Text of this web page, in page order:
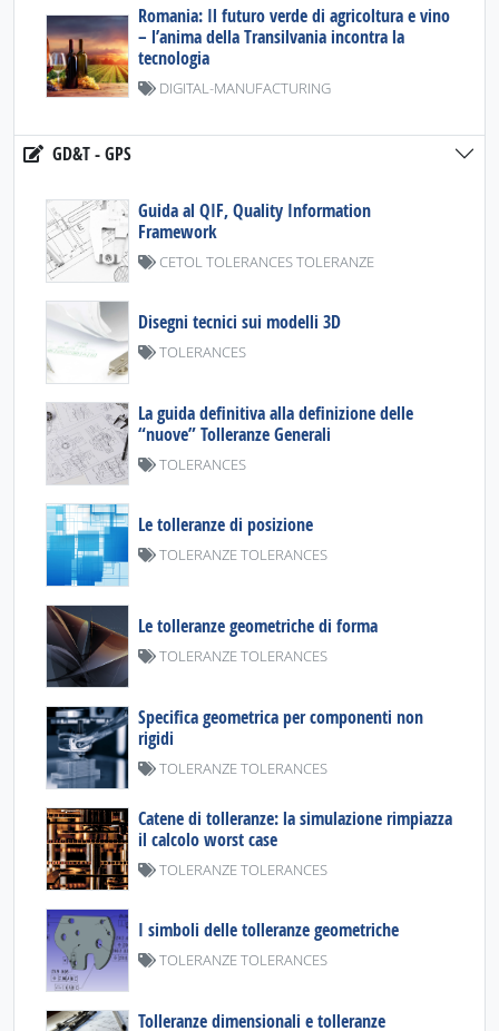
Romania: Il futuro verde di agricoltura e vino
– l’anima della Transilvania incontra la
tecnologia
DIGITAL-MANUFACTURING
GD&T - GPS
Guida al QIF, Quality Information
Framework
CETOL TOLERANCES TOLERANZE
Disegni tecnici sui modelli 3D
TOLERANCES
La guida definitiva alla definizione delle
“nuove” Tolleranze Generali
TOLERANCES
Le tolleranze di posizione
TOLERANZE TOLERANCES
Le tolleranze geometriche di forma
TOLERANZE TOLERANCES
Specifica geometrica per componenti non
rigidi
TOLERANZE TOLERANCES
Catene di tolleranze: la simulazione rimpiazza
il calcolo worst case
TOLERANZE TOLERANCES
I simboli delle tolleranze geometriche
TOLERANZE TOLERANCES
Tolleranze dimensionali e tolleranze